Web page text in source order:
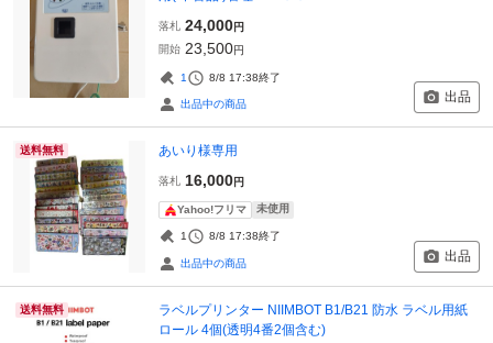
落札 24,000円
開始 23,500円
1 8/8 17:38終了
出品中の商品 出品
送料無料 あいり様専用
落札 16,000円
Yahoo!フリマ 未使用
1 8/8 17:38終了
出品中の商品 出品
送料無料
ラベルプリンター NIIMBOT B1/B21 防水 ラベル用紙
ロール 4個(透明4番2個含む)